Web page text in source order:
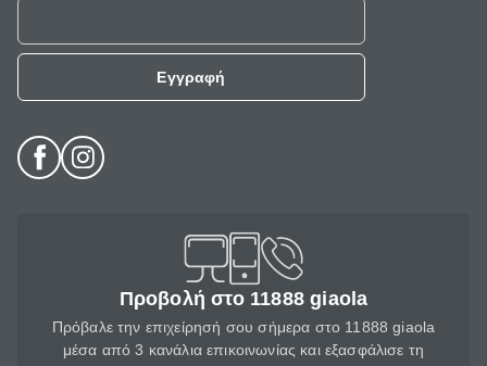
Εγγραφή
Προβολή στο 11888 giaola
Πρόβαλε την επιχείρησή σου σήμερα στο 11888 giaola
μέσα από 3 κανάλια επικοινωνίας και εξασφάλισε τη